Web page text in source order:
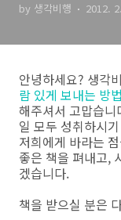
by 생각비행 2012.
안녕하세요? 생각
람 있게 보내는 방
해주셔서 고맙습
일 모두 성취하시
저희에게 바라는
좋은 책을 펴내고,
겠습니다.
책을 받으실 분은